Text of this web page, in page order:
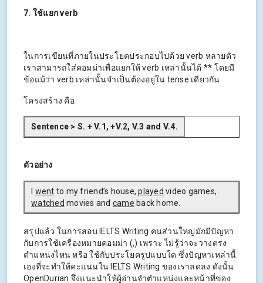
7. ใช้แยก verb
ในการเขียนที่ภายในประโยคประกอบไปด้วย verb หลายตัว
เราสามารถใส่คอมม่าเพื่อแยกให้ verb เหล่านั้นได้ ** โดยมี
ข้อแม้ว่า verb เหล่านั้นจำเป็นต้องอยู่ใน tense เดียวกัน
โครงสร้าง คือ
Sentence > S. + V.1, +V.2, V.3 and V.4.
ตัวอย่าง
went to my friend’s house,played video games,
watched movies and came back home.
สรุปแล้ว ในการสอบ IELTS Writing คนส่วนใหญ่มักมีปัญหา
กับการใช้เครื่องหมายคอมม่า (,) เพราะ ไม่รู้ว่าจะวางตรง
ตำแหน่งไหน หรือ ใช้กับประโยครูปแบบใด ซึ่งปัญหาเหล่านี้
เองที่จะทำให้คะแนนใน IELTS Writing ของเราลดลง ดังนั้น
OpenDurian จึงแนะนำให้ผู้อ่านจำตำแหน่งและหน้าที่ของ